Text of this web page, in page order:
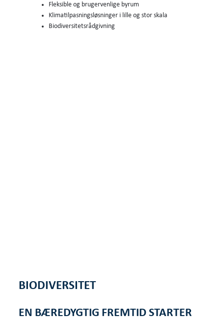
Fleksible og brugervenlige byrum
Klimatilpasningsløsninger i lille og stor skala
Biodiversitetsrådgivning
BIODIVERSITET
EN BÆREDYGTIG FREMTID STARTER